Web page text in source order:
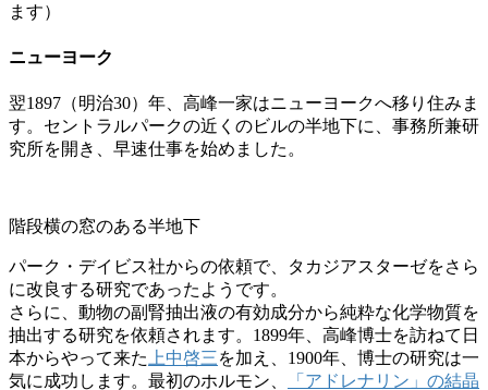
ます）
ニューヨーク
翌1897（明治30）年、高峰一家はニューヨークへ移り住みま
す。セントラルパークの近くのビルの半地下に、事務所兼研
究所を開き、早速仕事を始めました。
階段横の窓のある半地下
パーク・デイビス社からの依頼で、タカジアスターゼをさら
に改良する研究であったようです。
さらに、動物の副腎抽出液の有効成分から純粋な化学物質を
抽出する研究を依頼されます。1899年、高峰博士を訪ねて日
本からやって来た上中啓三を加え、1900年、博士の研究は一
気に成功します。最初のホルモン、
「アドレナリン」の結晶